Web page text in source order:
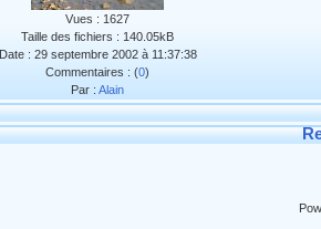
Vues : 1627
Taille des fichiers : 140.05kB
Date : 29 septembre 2002 à 11:37:38
Commentaires : (0)
Par : Alain